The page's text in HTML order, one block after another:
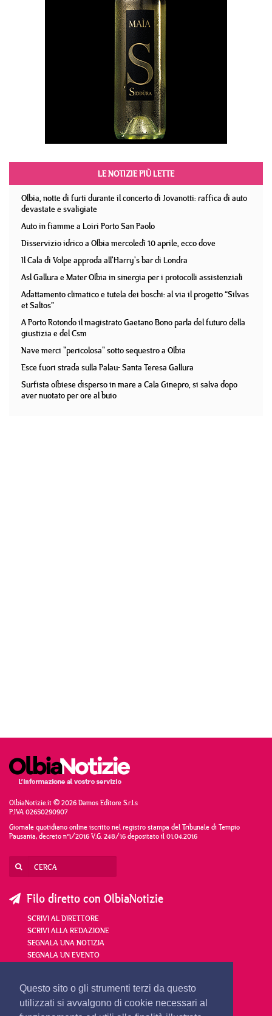
Questo sito o gli strumenti terzi da questo
utilizzati si avvalgono di cookie necessari al
LE NOTIZIE PIÙ LETTE
Olbia, notte di furti durante il concerto di Jovanotti: raffica di auto
devastate e svaligiate
Auto in fiamme a Loiri Porto San Paolo
Disservizio idrico a Olbia mercoledì 10 aprile, ecco dove
Il Cala di Volpe approda all'Harry's bar di Londra
Asl Gallura e Mater Olbia in sinergia per i protocolli assistenziali
Adattamento climatico e tutela dei boschi: al via il progetto “Silvas
et Saltos”
A Porto Rotondo il magistrato Gaetano Bono parla del futuro della
giustizia e del Csm
Nave merci "pericolosa" sotto sequestro a Olbia
Esce fuori strada sulla Palau- Santa Teresa Gallura
Surfista olbiese disperso in mare a Cala Ginepro, si salva dopo
aver nuotato per ore al buio
OlbiaNotizie.it © 2026 Damos Editore S.r.l.s
P.IVA 02650290907
Giornale quotidiano online iscritto nel registro stampa del Tribunale di Tempio
Pausania, decreto n°1/2016 V.G. 248/16 depositato il 01.04.2016
Filo diretto con OlbiaNotizie
SCRIVI AL DIRETTORE
SCRIVI ALLA REDAZIONE
SEGNALA UNA NOTIZIA
SEGNALA UN EVENTO
redazione@olbianotizie.it